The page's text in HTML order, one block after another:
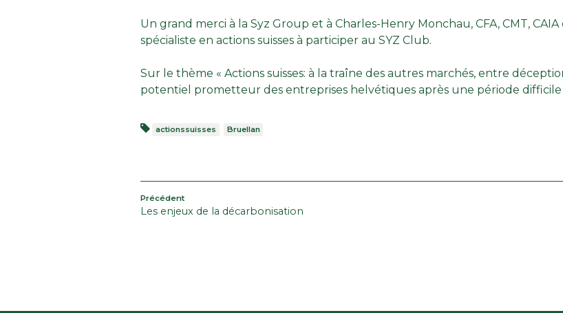
Un grand merci à la Syz Group et à Charles-Henry Monchau, CFA, CMT, CAIA
spécialiste en actions suisses à participer au SYZ Club.
Sur le thème « Actions suisses: à la traîne des autres marchés, entre
potentiel prometteur des entreprises helvétiques après une période difficile
actionssuisses Bruellan
NAVIGATION
Article
précédent
Précédent
Les enjeux de la décarbonisation